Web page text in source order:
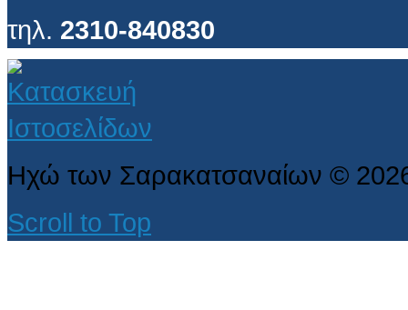
τηλ. 2310-840830
Ηχώ των Σαρακατσαναίων ©
Scroll to Top